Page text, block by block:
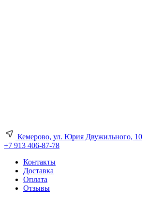
Кемерово, ул. Юрия Двужильного, 10
+7 913 406-87-78
Контакты
Доставка
Оплата
Отзывы